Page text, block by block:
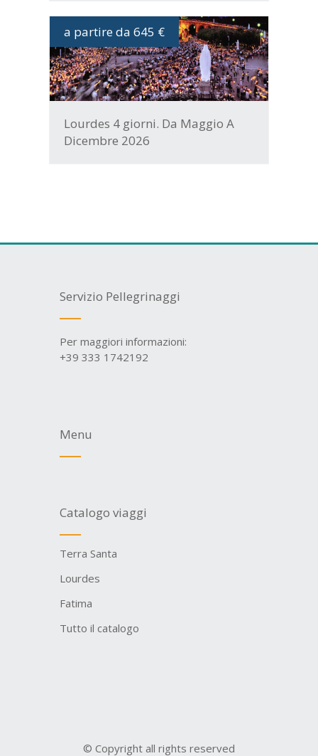
a partire da 645 €
DATE E PROGRAMMA
Lourdes 4 giorni. Da Maggio A
Dicembre 2026
Servizio Pellegrinaggi
Per maggiori informazioni:
+39 333 1742192
Menu
Catalogo viaggi
Terra Santa
Lourdes
Fatima
Tutto il catalogo
© Copyright all rights reserved